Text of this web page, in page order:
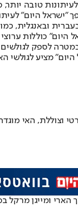
טובה
המהדורה המודפסת
כוללות
במטרה לספק
מציע